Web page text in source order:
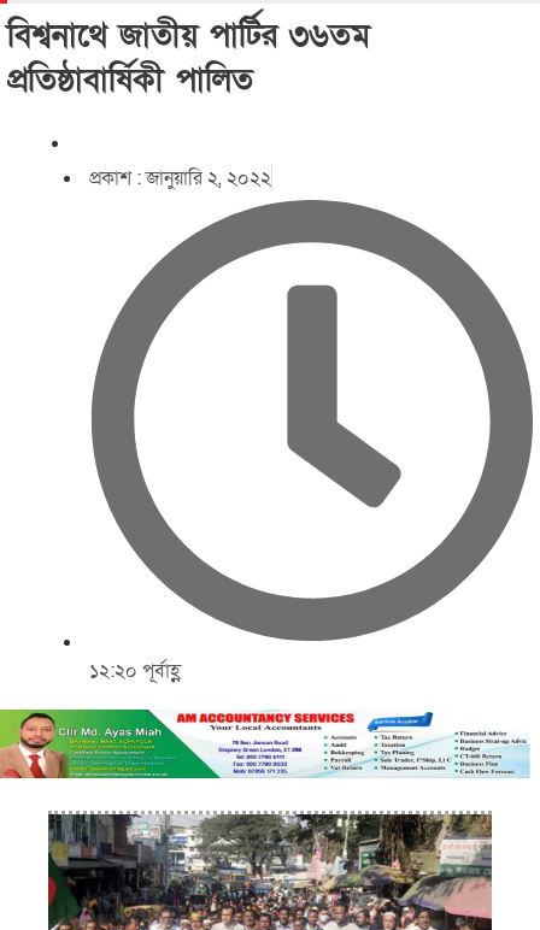
বিশ্বনাথে জাতীয় পার্টির ৩৬তম
প্রতিষ্ঠাবার্ষিকী পালিত
প্রকাশ :জানুয়ারি ২, ২০২২
১২:২০ পূর্বাহ্ণ